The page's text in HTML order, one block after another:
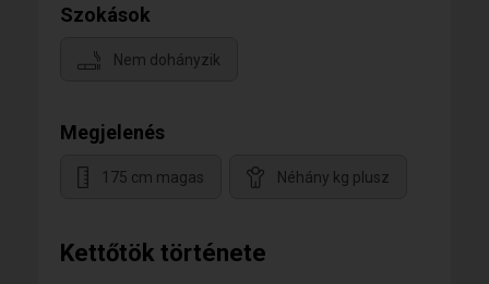
Kettőtök története
Szokások
Nem dohányzik
Megjelenés
175 cm magas Néhány kg plusz